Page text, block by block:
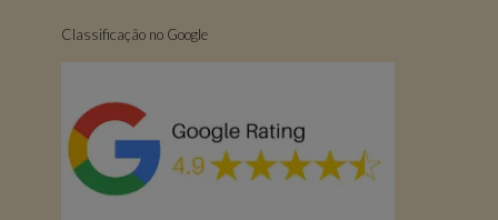
Classificação no Google